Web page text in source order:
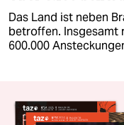
Das Land ist neben
betroffen. Insgesamt
600.000